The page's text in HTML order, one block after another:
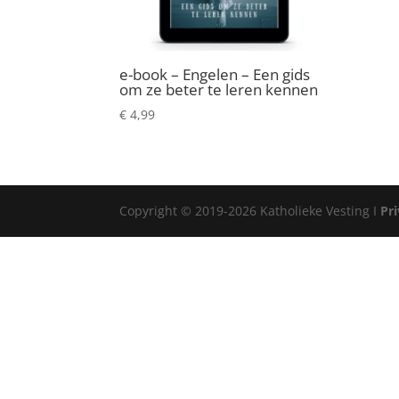
e-book – Engelen – Een gids
om ze beter te leren kennen
€ 4,99
Copyright © 2019-2026 Katholieke Vesting I